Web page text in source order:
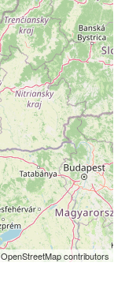
OpenStreetMapcontributors